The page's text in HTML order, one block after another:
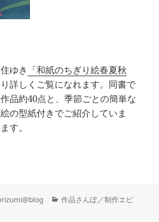
ゆき 「和紙のちぎり絵春夏秋
詳しくご覧になれます。同書で
品約40点と、季節ごとの簡単な
の型紙付きでご紹介していま
す。
カ
作品さんぽ／制作エピ